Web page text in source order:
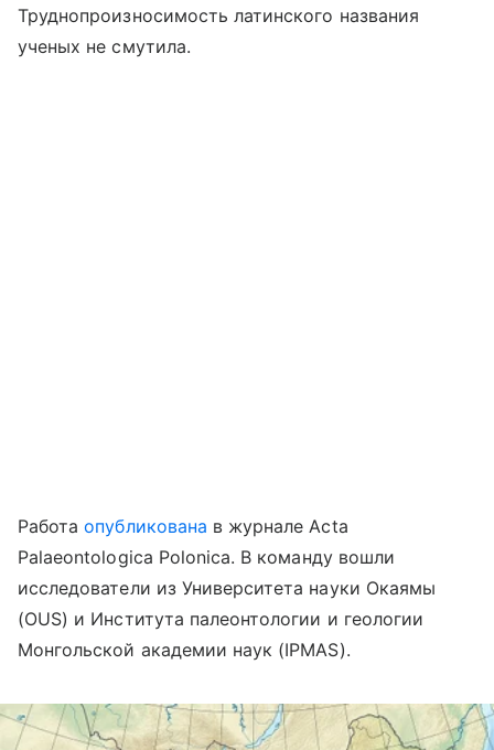
Труднопроизносимость латинского названия
ученых не смутила.
Работаопубликована в журнале Acta
Palaeontologica Polonica. В команду вошли
исследователи из Университета науки Окаямы
(OUS) и Института палеонтологии и геологии
Монгольской академии наук (IPMAS).